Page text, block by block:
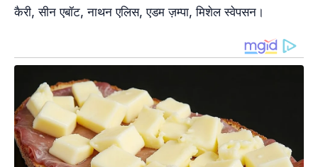
कैरी, सीन एबॉट, नाथन एलिस, एडम ज़म्पा, मिशेल स्वेपसन।